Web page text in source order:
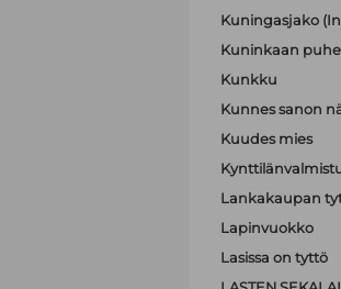
Kuningasjako
Kuninkaan
Kunkku
Kunnes sanon
Kuudes mies
Lankakaupan
Lapinvuokko
Lasissa on tyttö